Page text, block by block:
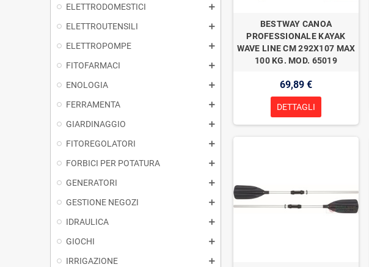
ELETTRODOMESTICI
ELETTROUTENSILI
ELETTROPOMPE
FITOFARMACI
ENOLOGIA
FERRAMENTA
GIARDINAGGIO
FITOREGOLATORI
FORBICI PER POTATURA
GENERATORI
GESTIONE NEGOZI
IDRAULICA
GIOCHI
IRRIGAZIONE
BESTWAY CANOA
PROFESSIONALE KAYAK
WAVE LINE CM 292X107 MAX
100 KG. MOD. 65019
69,89 €
DETTAGLI